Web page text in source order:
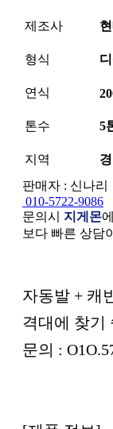
제조사
형식
연식
톤수 5
지역
경
판매자 : 신나리
010-5722-9086
문의시 지게몬
보다 빠른 상담
본문
자동발 + 캐
격대에 찾기
문의 :